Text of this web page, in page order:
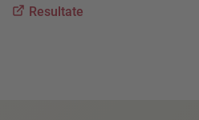
Resultate